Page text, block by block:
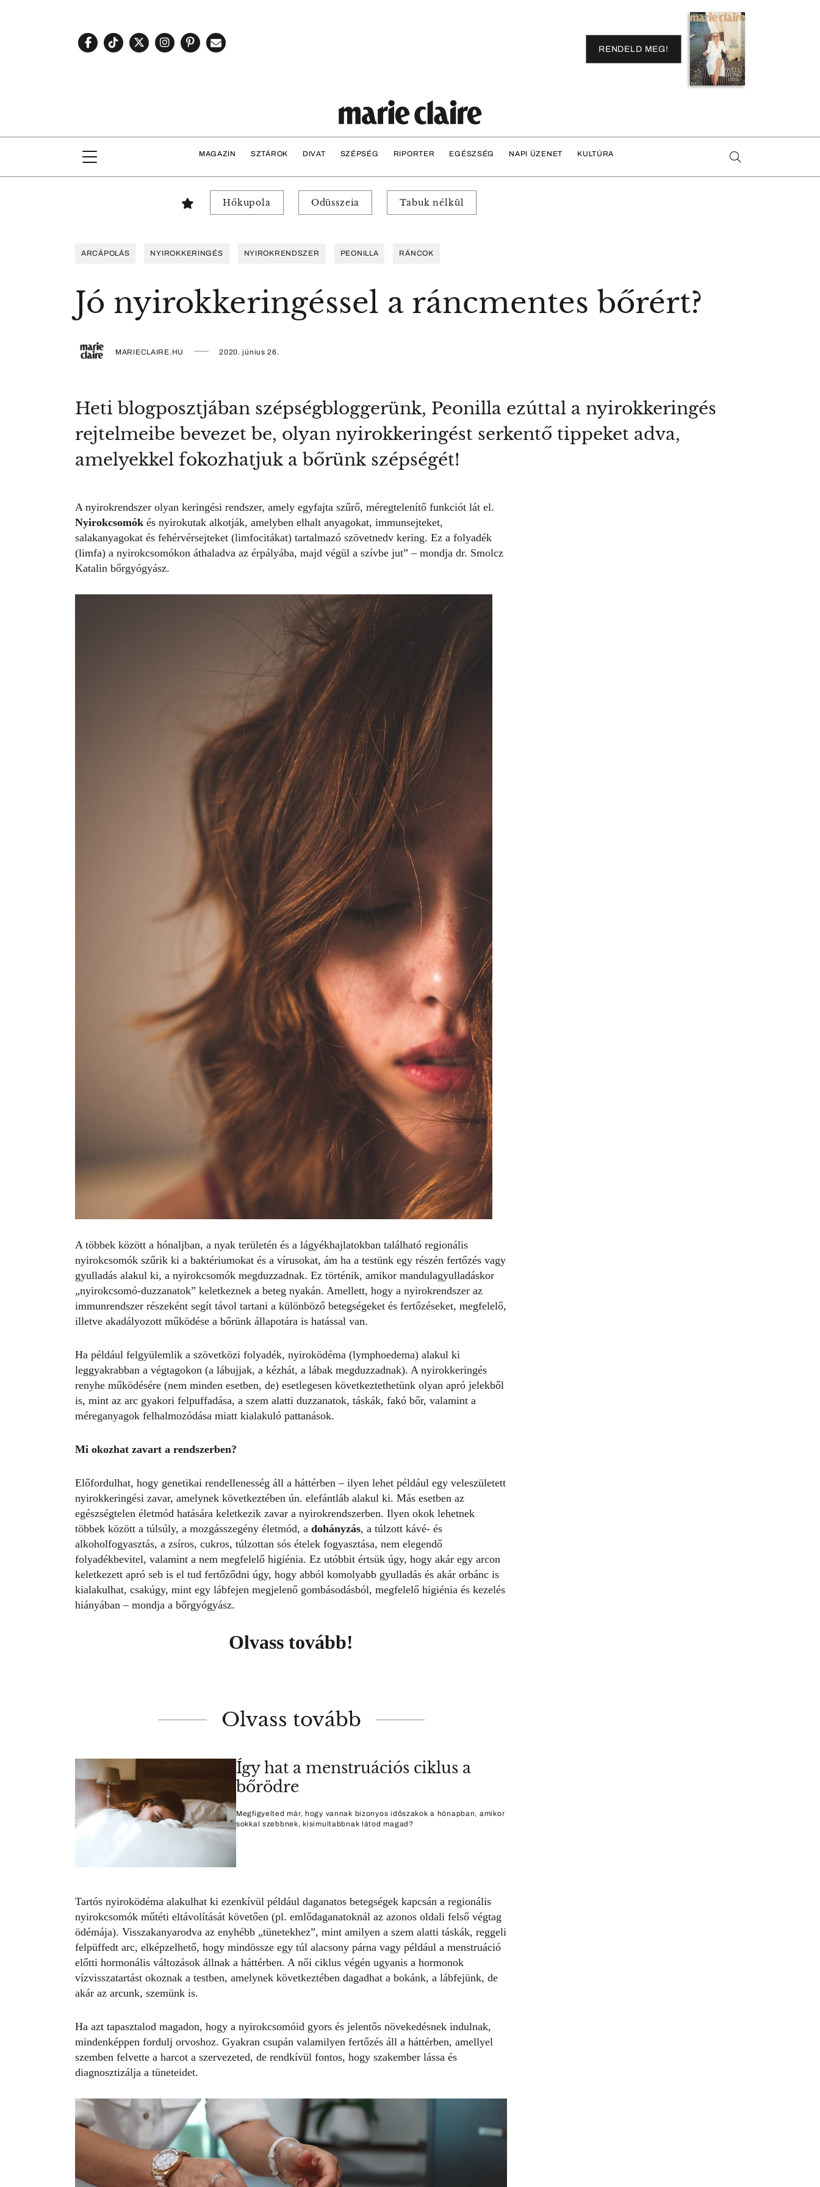
RENDELD MEG!
MAGAZIN SZTÁROK DIVAT SZÉPSÉG RIPORTER EGÉSZSÉG NAPI ÜZENET KULTÚRA
Hőkupola Odüsszeia Tabuk nélkül
ARCÁPOLÁS NYIROKKERINGÉS NYIROKRENDSZER PEONILLA RÁNCOK
Jó nyirokkeringéssel a ráncmentes bőrért?
MARIECLAIRE.HU 2020. június 26.
Heti blogposztjában szépségbloggerünk, Peonilla ezúttal a nyirokkeringés
rejtelmeibe bevezet be, olyan nyirokkeringést serkentő tippeket adva,
amelyekkel fokozhatjuk a bőrünk szépségét!
A nyirokrendszer olyan keringési rendszer, amely egyfajta szűrő, méregtelenítő funkciót lát el.
Nyirokcsomók és nyirokutak alkotják, amelyben elhalt anyagokat, immunsejteket,
salakanyagokat és fehérvérsejteket (limfocitákat) tartalmazó szövetnedv kering. Ez a folyadék
(limfa) a nyirokcsomókon áthaladva az érpályába, majd végül a szívbe jut” – mondja dr. Smolcz
Katalin bőrgyógyász.
A többek között a hónaljban, a nyak területén és a lágyékhajlatokban található regionális
nyirokcsomók szűrik ki a baktériumokat és a vírusokat, ám ha a testünk egy részén fertőzés vagy
gyulladás alakul ki, a nyirokcsomók megduzzadnak. Ez történik, amikor mandulagyulladáskor
„nyirokcsomó-duzzanatok” keletkeznek a beteg nyakán. Amellett, hogy a nyirokrendszer az
immunrendszer részeként segít távol tartani a különböző betegségeket és fertőzéseket, megfelelő,
illetve akadályozott működése a bőrünk állapotára is hatással van.
Ha például felgyülemlik a szövetközi folyadék, nyiroködéma (lymphoedema) alakul ki
leggyakrabban a végtagokon (a lábujjak, a kézhát, a lábak megduzzadnak). A nyirokkeringés
renyhe működésére (nem minden esetben, de) esetlegesen következtethetünk olyan apró jelekből
is, mint az arc gyakori felpuffadása, a szem alatti duzzanatok, táskák, fakó bőr, valamint a
méreganyagok felhalmozódása miatt kialakuló pattanások.
Mi okozhat zavart a rendszerben?
Előfordulhat, hogy genetikai rendellenesség áll a háttérben – ilyen lehet például egy veleszületett
nyirokkeringési zavar, amelynek következtében ún. elefántláb alakul ki. Más esetben az
egészségtelen életmód hatására keletkezik zavar a nyirokrendszerben. Ilyen okok lehetnek
többek között a túlsúly, a mozgásszegény életmód, a dohányzás, a túlzott kávé- és
alkoholfogyasztás, a zsíros, cukros, túlzottan sós ételek fogyasztása, nem elegendő
folyadékbevitel, valamint a nem megfelelő higiénia. Ez utóbbit értsük úgy, hogy akár egy arcon
keletkezett apró seb is el tud fertőződni úgy, hogy abból komolyabb gyulladás és akár orbánc is
kialakulhat, csakúgy, mint egy lábfejen megjelenő gombásodásból, megfelelő higiénia és kezelés
hiányában – mondja a bőrgyógyász.
Olvass tovább!
Olvass tovább
Így hat a menstruációs ciklus a
bőrödre
Megfigyelted már, hogy vannak bizonyos időszakok a hónapban, amikor
sokkal szebbnek, kisimultabbnak látod magad?
Tartós nyiroködéma alakulhat ki ezenkívül például daganatos betegségek kapcsán a regionális
nyirokcsomók műtéti eltávolítását követően (pl. emlődaganatoknál az azonos oldali felső végtag
ödémája). Visszakanyarodva az enyhébb „tünetekhez”, mint amilyen a szem alatti táskák, reggeli
felpüffedt arc, elképzelhető, hogy mindössze egy túl alacsony párna vagy például a menstruáció
előtti hormonális változások állnak a háttérben. A női ciklus végén ugyanis a hormonok
vízvisszatartást okoznak a testben, amelynek következtében dagadhat a bokánk, a lábfejünk, de
akár az arcunk, szemünk is.
Ha azt tapasztalod magadon, hogy a nyirokcsomóid gyors és jelentős növekedésnek indulnak,
mindenképpen fordulj orvoshoz. Gyakran csupán valamilyen fertőzés áll a háttérben, amellyel
szemben felvette a harcot a szervezeted, de rendkívül fontos, hogy szakember lássa és
diagnosztizálja a tüneteidet.